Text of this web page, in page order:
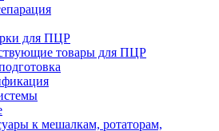
для ПЦР
товары для ПЦР
к мешалкам, ротаторам,